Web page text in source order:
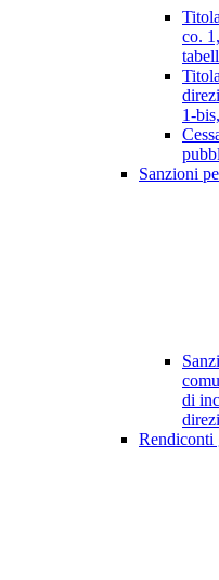
co.
1-
Sanzioni
di
Rendiconti